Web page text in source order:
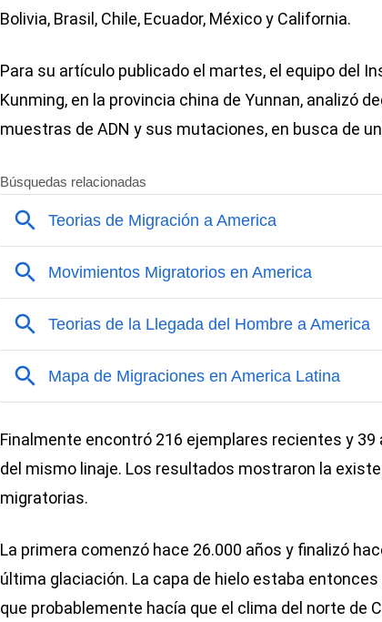
Bolivia, Brasil, Chile, Ecuador, México y California.
Para su artículo publicado el martes, el equipo del
Kunming, en la provincia china de Yunnan, analizó
muestras de ADN y sus mutaciones, en busca de
Finalmente encontró 216 ejemplares recientes y
del mismo linaje. Los resultados mostraron la
migratorias.
La primera comenzó hace 26.000 años y finalizó
última glaciación. La capa de hielo estaba
que probablemente hacía que el clima del norte de